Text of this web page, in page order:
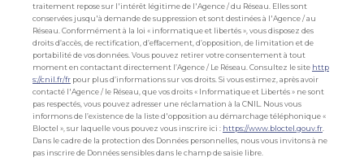
traitement repose sur l'intérêt légitime de l'Agence / du Réseau. Elles sont
conservées jusqu'à demande de suppression et sont destinées à l'Agence / au
Réseau. Conformément à la loi « informatique et libertés », vous disposez des
droits d’accès, de rectification, d’effacement, d’opposition, de limitation et de
portabilité de vos données. Vous pouvez retirer votre consentement à tout
moment en contactant directement l’Agence / Le Réseau. Consultez le site http
s://cnil.fr/fr pour plus d’informations sur vos droits. Si vous estimez, après avoir
contacté l'Agence / le Réseau, que vos droits « Informatique et Libertés » ne sont
pas respectés, vous pouvez adresser une réclamation à la CNIL. Nous vous
informons de l’existence de la liste d'opposition au démarchage téléphonique «
Bloctel », sur laquelle vous pouvez vous inscrire ici : https://www.bloctel.gouv.fr
Dans le cadre de la protection des Données personnelles, nous vous invitons à ne
pas inscrire de Données sensibles dans le champ de saisie libre.